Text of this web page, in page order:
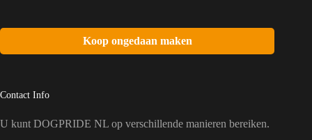
Koop ongedaan maken
Contact Info
U kunt DOGPRIDE NL op verschillende manieren bereiken.